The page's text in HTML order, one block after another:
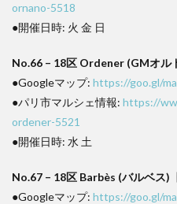
ornano-5518
●開催日時: 火 金 日
No.66 – 18区 Ordener (GMオル
●Googleマップ: https://goo.gl/
●パリ市マルシェ情報: https://
ordener-5521
●開催日時: 水 土
No.67 – 18区 Barbès (バルベス)
●Googleマップ: https://goo.gl/